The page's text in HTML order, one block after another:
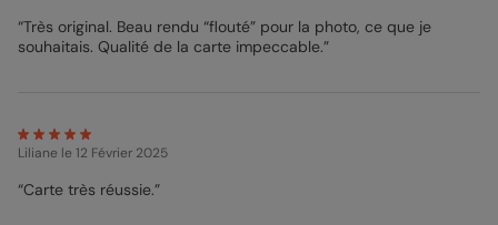
“Très original. Beau rendu “flouté” pour la photo, ce que je
souhaitais. Qualité de la carte impeccable.”
Liliane le 12 Février 2025
“Carte très réussie.”